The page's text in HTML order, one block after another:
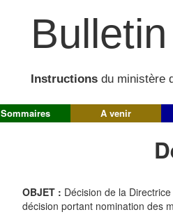
Instructions du ministère
Sommaires A venir
OBJET : Décision de la
décision portant nomination des